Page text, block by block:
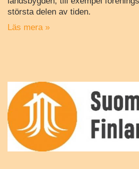
största delen av tiden.
Läs mera »